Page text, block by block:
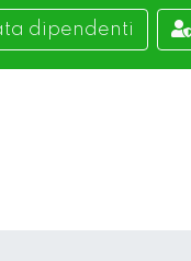
dipendenti